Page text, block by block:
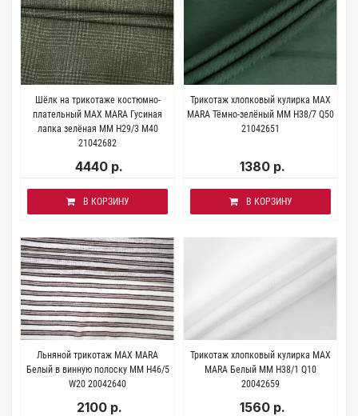
Шёлк на трикотаже костюмно-
плательный MAX MARA Гусиная
лапка зелёная MM H29/3 M40
21042682
4440 р.
В КОРЗИНУ
Трикотаж хлопковый кулирка MAX
MARA Тёмно-зелёный ММ H38/7 Q50
21042651
1380 р.
В КОРЗИНУ
Льняной трикотаж MAX MARA
Белый в винную полоску MM H46/5
W20 20042640
2100 р.
Трикотаж хлопковый кулирка MAX
MARA Белый MM H38/1 Q10
20042659
1560 р.